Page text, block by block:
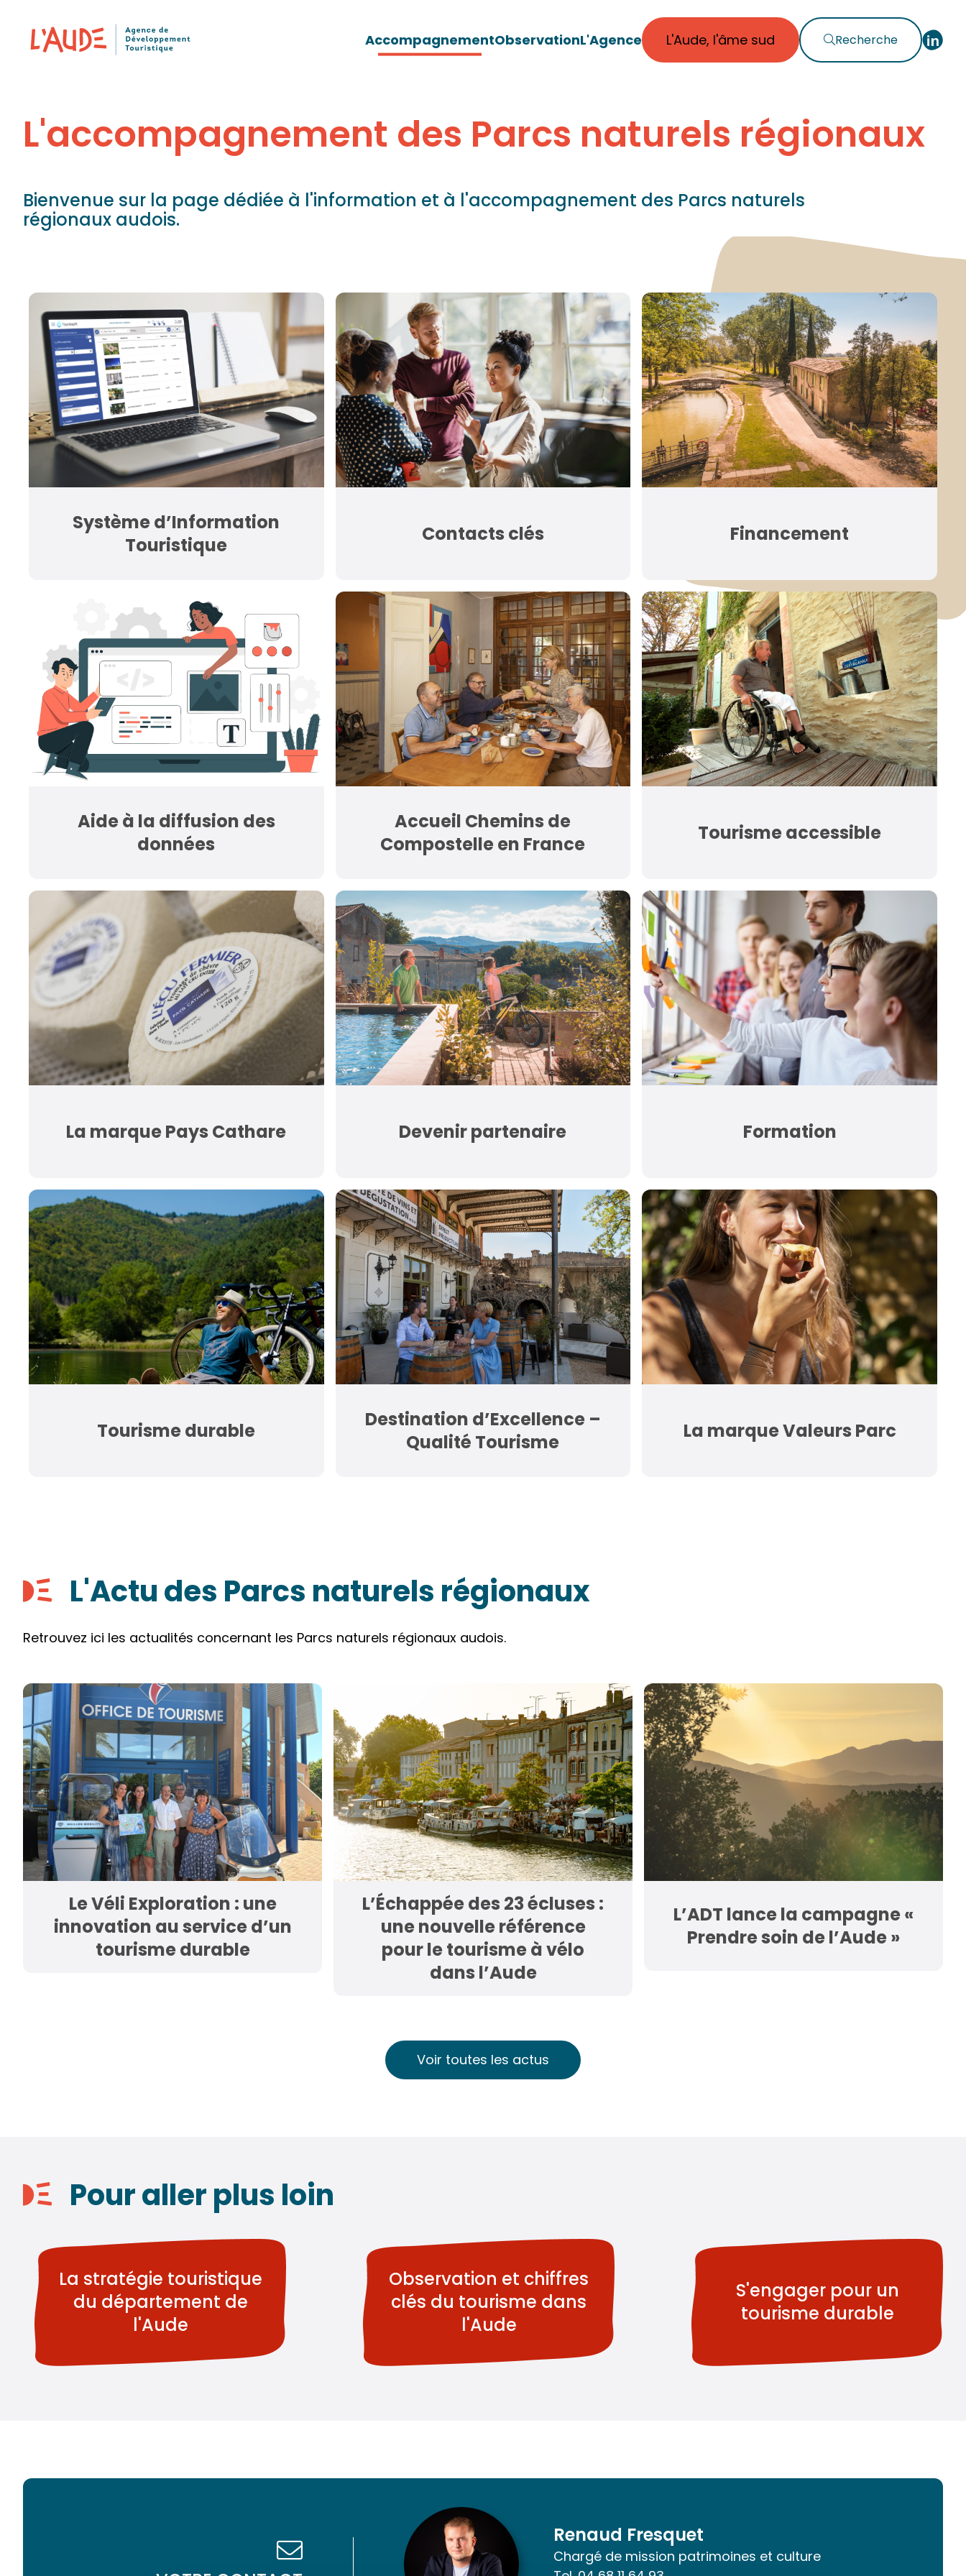
AccompagnementObservationL'Agence L'Aude, l'âme sud Recherche
L'accompagnement des Parcs naturels régionaux
Bienvenue sur la page dédiée à l'information et à l'accompagnement des Parcs naturels
régionaux audois.
Système d’Information
Touristique
Contacts clés Financement
Aide à la diffusion des
données
Accueil Chemins de
Compostelle en France
Tourisme accessible
La marque Pays Cathare Devenir partenaire Formation
Tourisme durable
Destination d’Excellence –
Qualité Tourisme
La marque Valeurs Parc
L'Actu des Parcs naturels régionaux
Retrouvez ici les actualités concernant les Parcs naturels régionaux audois.
Le Véli Exploration : une
innovation au service d’un
tourisme durable
L’Échappée des 23 écluses :
une nouvelle référence
pour le tourisme à vélo
dans l’Aude
L’ADT lance la campagne «
Prendre soin de l’Aude »
Voir toutes les actus
Pour aller plus loin
La stratégie touristique
du département de
l'Aude
Observation et chiffres
clés du tourisme dans
l'Aude
S'engager pour un
tourisme durable
Renaud Fresquet
Chargé de mission patrimoines et culture